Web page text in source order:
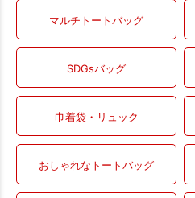
マルチトートバッグ
SDGsバッグ
巾着袋・リュック
おしゃれなトートバッグ